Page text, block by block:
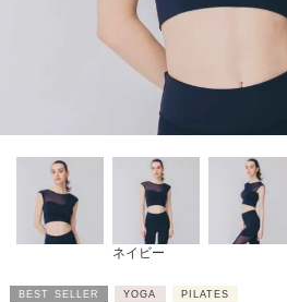
ネイビー
BEST SELLER YOGA PILATES